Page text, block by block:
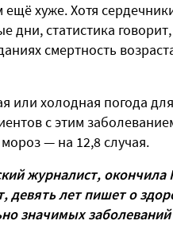
ещё хуже. Хотя
дни, статистика
смертность
или холодная погода
с этим
— на 12,8 случая.
журналист, окончила
девять лет пишет о
значимых заболеваний